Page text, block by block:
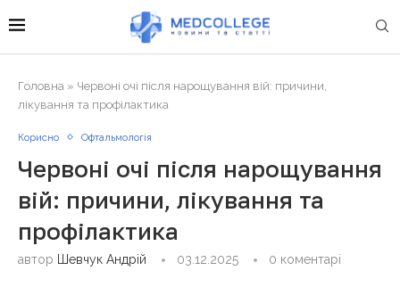
Головна » Червоні очі після нарощування вій: причини,
лікування та профілактика
Корисно Офтальмологія
Червоні очі після нарощування
вій: причини, лікування та
профілактика
автор Шевчук Андрій 03.12.2025 0 коментарі